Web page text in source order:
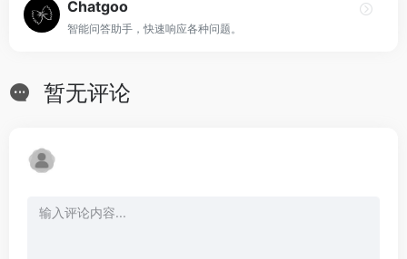
Chatgoo
智能问答助手，快速响应各种问题。
暂无评论